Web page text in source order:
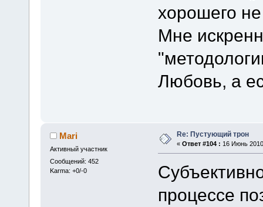
хорошего
Мне
Любовь, а
Mari
Активный участник
Сообщений: 452
Karma: +0/-0
Re: Пустующий трон
« Ответ #104 : 16 Июнь
процессе